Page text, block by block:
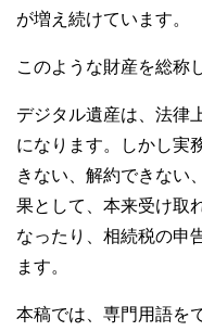
が増え続けています。
このような財産を総称
デジタル遺産は、法律
になります。しかし実
きない、解約できない
果として、本来受け取
なったり、相続税の申
ます。
本稿では、専門用語を